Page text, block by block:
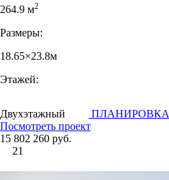
264.9 м2
Размеры:
18.65×23.8м
Этажей:
Двухэтажный
ПЛАНИРОВКА
Посмотреть проект
15 802 260 руб.
21